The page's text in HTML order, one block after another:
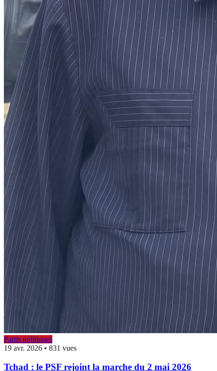
Partis politiques
19 avr. 2026 • 831 vues
Tchad : le PSF rejoint la marche du 2 mai 2026